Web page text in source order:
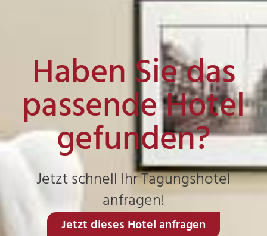
Haben Sie das
passende Hotel
gefunden?
Jetzt schnell Ihr Tagungshotel
anfragen!
Jetzt dieses Hotel anfragen